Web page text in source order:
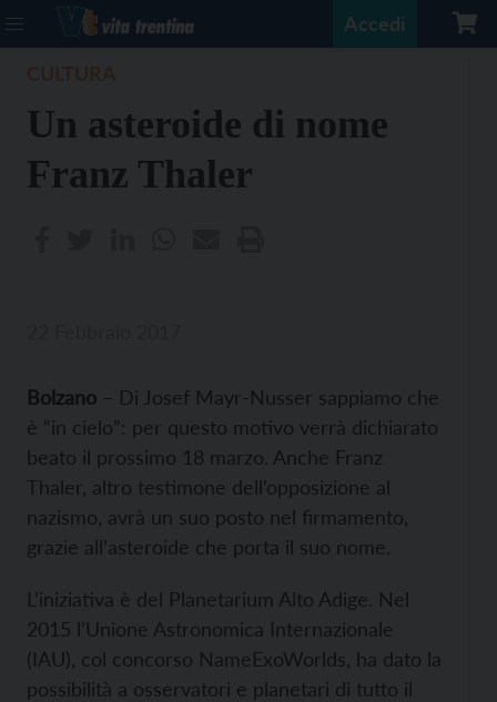
Accedi
Un asteroide di nome
Franz Thaler
Bolzano – Di Josef Mayr-Nusser sappiamo che
è “in cielo”: per questo motivo verrà dichiarato
beato il prossimo 18 marzo. Anche Franz
Thaler, altro testimone dell’opposizione al
nazismo, avrà un suo posto nel firmamento,
grazie all’asteroide che porta il suo nome.
L’iniziativa è del Planetarium Alto Adige. Nel
2015 l’Unione Astronomica Internazionale
(IAU), col concorso NameExoWorlds, ha dato la
possibilità a osservatori e planetari di tutto il